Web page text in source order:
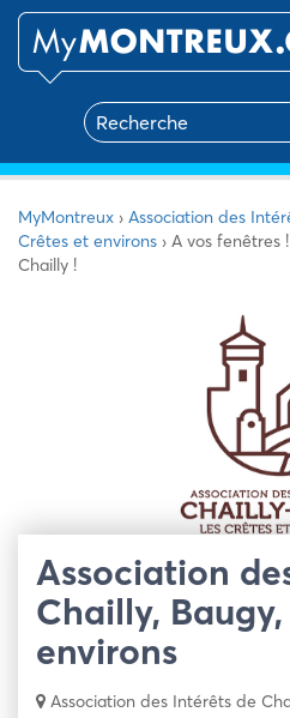
MyMontreux › Association des
Crêtes et environs › A vos fenêtres
Chailly !
Association
Chailly,
environs
Association des Intérêts de